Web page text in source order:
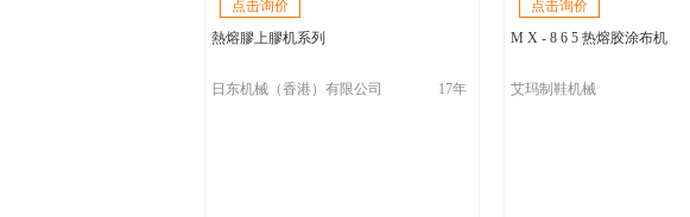
点击询价
熱熔膠上膠机系列
日东机械（香港）有限公司 17年
点击询价
M X - 8 6 5 热熔胶涂布机
艾玛制鞋机械